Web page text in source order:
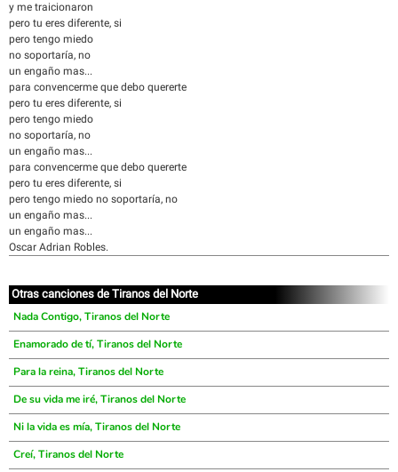
y me traicionaron
pero tu eres diferente, si
pero tengo miedo
no soportaría, no
un engaño mas...
para convencerme que debo quererte
pero tu eres diferente, si
pero tengo miedo
no soportaría, no
un engaño mas...
para convencerme que debo quererte
pero tu eres diferente, si
pero tengo miedo no soportaría, no
un engaño mas...
un engaño mas...
Oscar Adrian Robles.
Otras canciones de Tiranos del Norte
Nada Contigo, Tiranos del Norte
Enamorado de tí, Tiranos del Norte
Para la reina, Tiranos del Norte
De su vida me iré, Tiranos del Norte
Ni la vida es mía, Tiranos del Norte
Creí, Tiranos del Norte